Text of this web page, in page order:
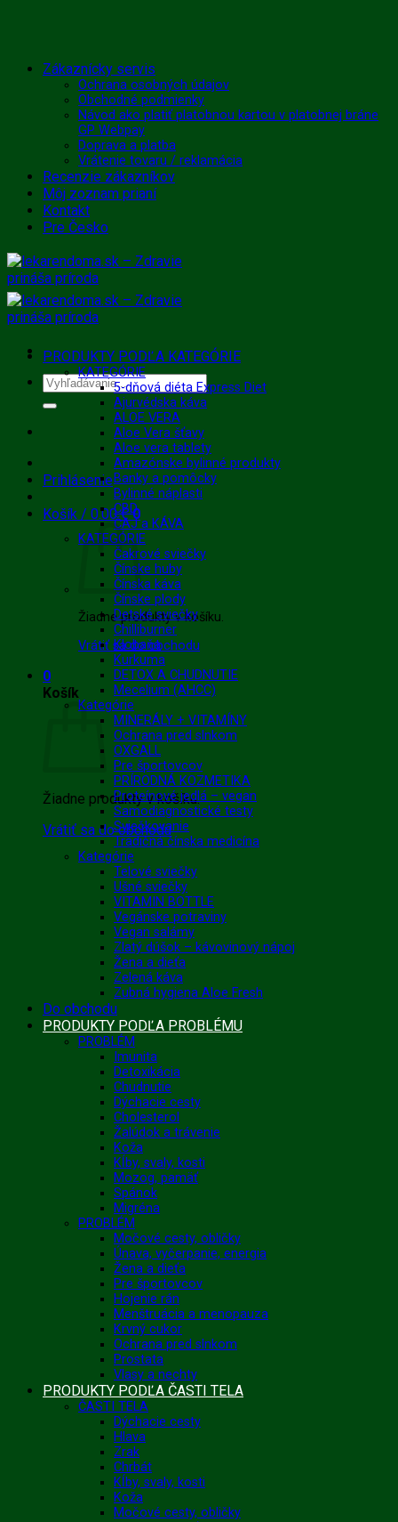
Skip
Zákaznícky servis
Ochrana osobných údajov
Obchodné podmienky
Návod ako platiť platobnou kartou v platobnej bráne
GP Webpay
Doprava a platba
Vrátenie tovaru / reklamácia
Recenzie zákazníkov
Môj zoznam prianí
Kontakt
Pre Česko
Hľadať:
Prihlásenie
Košík / 0.00€ 0
Žiadne produkty v košíku.
Vrátiť sa do obchodu
0
Košík
Žiadne produkty v košíku.
Vrátiť sa do obchodu
PRODUKTY PODĽA KATEGÓRIE
KATEGÓRIE
5-dňová diéta Express Diet
Ajurvédska káva
ALOE VERA
Aloe Vera šťavy
Aloe vera tablety
Amazónske bylinné produkty
Banky a pomôcky
Bylinné náplasti
CBD
ČAJ a KÁVA
KATEGÓRIE
Čakrové sviečky
Čínske huby
Čínska káva
Čínske plody
Detské sviečky
Chilliburner
Klobaňa
Kurkuma
DETOX A CHUDNUTIE
Mecelium (AHCC)
Kategórie
MINERÁLY + VITAMÍNY
Ochrana pred slnkom
OXGALL
Pre športovcov
PRÍRODNÁ KOZMETIKA
Proteínové jedlá – vegan
Samodiagnostické testy
Sviečkovanie
Tradičná čínska medicína
Kategórie
Telové sviečky
Ušné sviečky
VITAMIN BOTTLE
Vegánske potraviny
Vegan salámy
Zlatý dúšok – kávovinový nápoj
Žena a dieťa
Zelená káva
Zubná hygiena Aloe Fresh
Do obchodu
PRODUKTY PODĽA PROBLÉMU
PROBLÉM
Imunita
Detoxikácia
Chudnutie
Dýchacie cesty
Cholesterol
Žalúdok a trávenie
Koža
Kĺby, svaly, kosti
Mozog, pamäť
Spánok
Migréna
PROBLÉM
Močové cesty, obličky
Únava, vyčerpanie, energia
Žena a dieťa
Pre športovcov
Hojenie rán
Menštruácia a menopauza
Krvný cukor
Ochrana pred slnkom
Prostata
Vlasy a nechty
PRODUKTY PODĽA ČASTI TELA
ČASTI TELA
Dýchacie cesty
Hlava
Zrak
Chrbát
Kĺby, svaly, kosti
Koža
Močové cesty, obličky